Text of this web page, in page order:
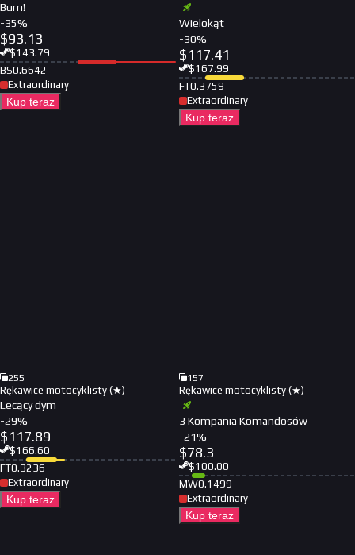
Bum!
-35%
$93.13
$143.79
BS0.6642
Extraordinary
Kup teraz
Wielokąt
-30%
$117.41
$167.99
FT0.3759
Extraordinary
Kup teraz
255
Rękawice motocyklisty (★)
Lecący dym
-29%
$117.89
$166.60
FT0.3236
Extraordinary
Kup teraz
157
Rękawice motocyklisty (★)
3 Kompania Komandosów
-21%
$78.3
$100.00
MW0.1499
Extraordinary
Kup teraz